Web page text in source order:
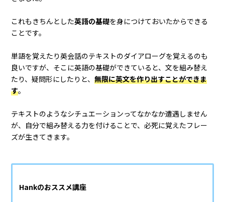
これもきちんとした英語の基礎を身につけておいたからできる
ことです。
単語を覚えたり英会話のテキストのダイアローグを覚えるのも
良いですが、そこに英語の基礎ができていると、文を組み替え
たり、疑問形にしたりと、無限に英文を作り出すことができま
す。
テキストのようなシチュエーションってなかなか遭遇しません
が、自分で組み替える力を付けることで、必死に覚えたフレー
ズが生きてきます。
Hankのおススメ講座